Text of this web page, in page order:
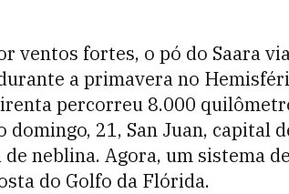
ventos fortes, o pó do Saara
a primavera no
percorreu 8.000
domingo, 21, San Juan, capital
de neblina. Agora, um sistema
do Golfo da Flórida.